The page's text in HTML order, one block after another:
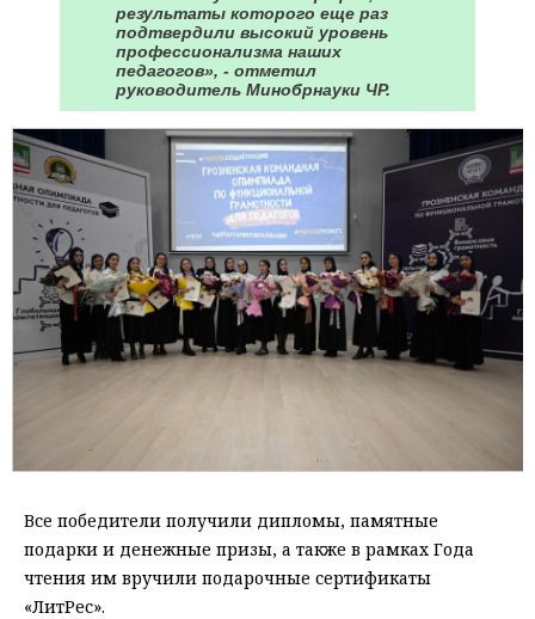
результаты которого еще раз
подтвердили высокий уровень
профессионализма наших
педагогов», - отметил
руководитель Минобрнауки ЧР.
Все победители получили дипломы, памятные
подарки и денежные призы, а также в рамках Года
чтения им вручили подарочные сертификаты
«ЛитРес».